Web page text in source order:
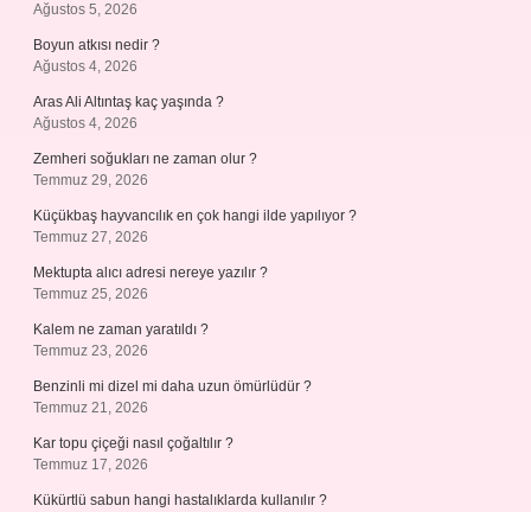
Ağustos 5, 2026
Boyun atkısı nedir ?
Ağustos 4, 2026
Aras Ali Altıntaş kaç yaşında ?
Ağustos 4, 2026
Zemheri soğukları ne zaman olur ?
Temmuz 29, 2026
Küçükbaş hayvancılık en çok hangi ilde yapılıyor ?
Temmuz 27, 2026
Mektupta alıcı adresi nereye yazılır ?
Temmuz 25, 2026
Kalem ne zaman yaratıldı ?
Temmuz 23, 2026
Benzinli mi dizel mi daha uzun ömürlüdür ?
Temmuz 21, 2026
Kar topu çiçeği nasıl çoğaltılır ?
Temmuz 17, 2026
Kükürtlü sabun hangi hastalıklarda kullanılır ?